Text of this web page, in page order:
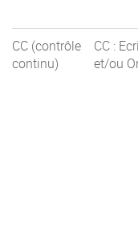
CC (contrôle
continu)
CC :
et/ou